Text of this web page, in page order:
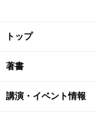
トップ
著書
講演・イベント情報